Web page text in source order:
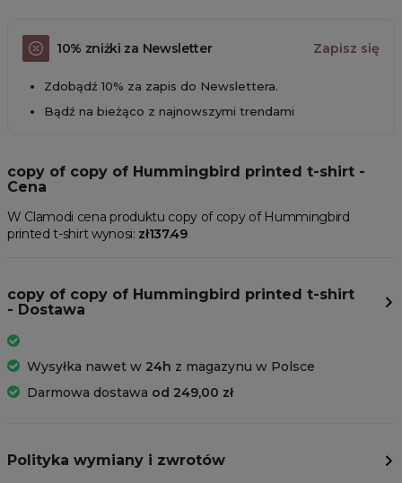
10% zniżki za Newsletter Zapisz się
Zdobądź 10% za zapis do Newslettera.
Bądź na bieżąco z najnowszymi trendami
copy of copy of Hummingbird printed t-shirt -
Cena
W Clamodi cena produktu copy of copy of Hummingbird
printed t-shirt wynosi: zł137.49
copy of copy of Hummingbird printed t-shirt
- Dostawa
Wysyłka nawet w 24h z magazynu w Polsce
Darmowa dostawa od 249,00 zł
Polityka wymiany i zwrotów